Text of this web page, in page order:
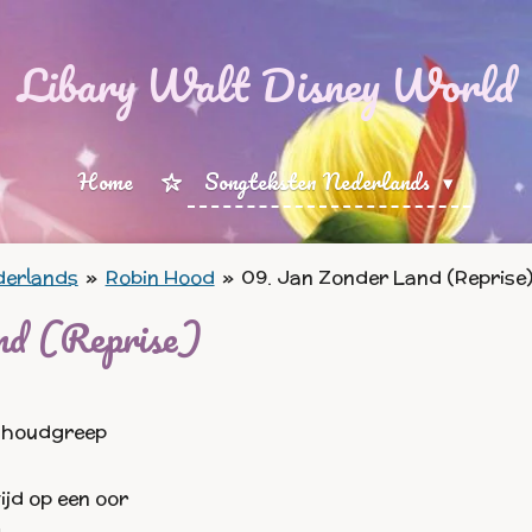
Libary Walt Disney World
Home Songteksten Nederlands
» Robin Hood » 09. Jan Zonder Land
(Reprise)
op een oor